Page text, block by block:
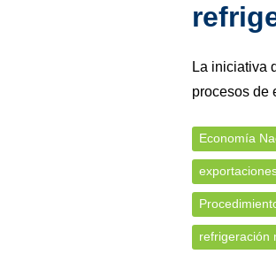
La iniciativa
procesos de
Economía
refrigeración